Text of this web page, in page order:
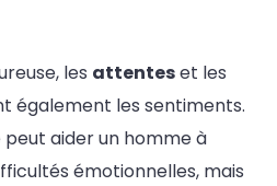
les attenteset les
également les sentiments.
peut aider un homme à
émotionnelles, mais